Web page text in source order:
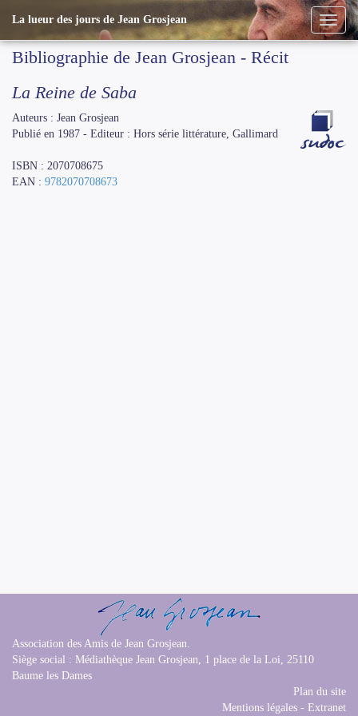
La lueur des jours de Jean Grosjean
Bibliographie de Jean Grosjean - Récit
La Reine de Saba
Auteurs : Jean Grosjean
Publié en 1987 - Editeur : Hors série littérature, Gallimard
ISBN : 2070708675
EAN : 9782070708673
Association des Amis de Jean Grosjean.
Siège social : Médiathèque Jean Grosjean, 1 place de la Loi, 25110
Baume les Dames
Plan du site
Mentions légales - Extranet